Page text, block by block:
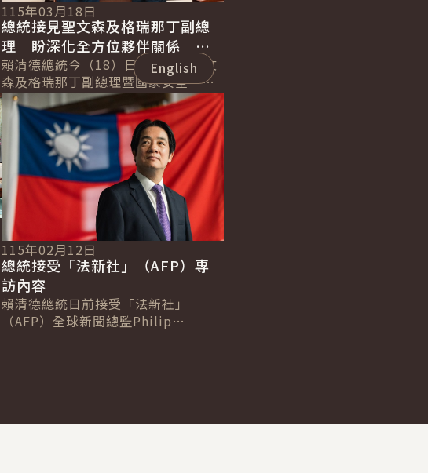
115年03月18日
總統接見聖文森及格瑞那丁副總
理 盼深化全方位夥伴關係 持
續拓展邦誼
賴清德總統今（18）日下午接見聖文
森及格瑞那丁副總理暨國家安全、災
害管理及移民部長李考克（St. Claire
Leacock）伉儷乙行時表...
詳細內容
115年02月12日
總統接受「法新社」（AFP）專
訪內容
賴清德總統日前接受「法新社」
（AFP）全球新聞總監Philip
English